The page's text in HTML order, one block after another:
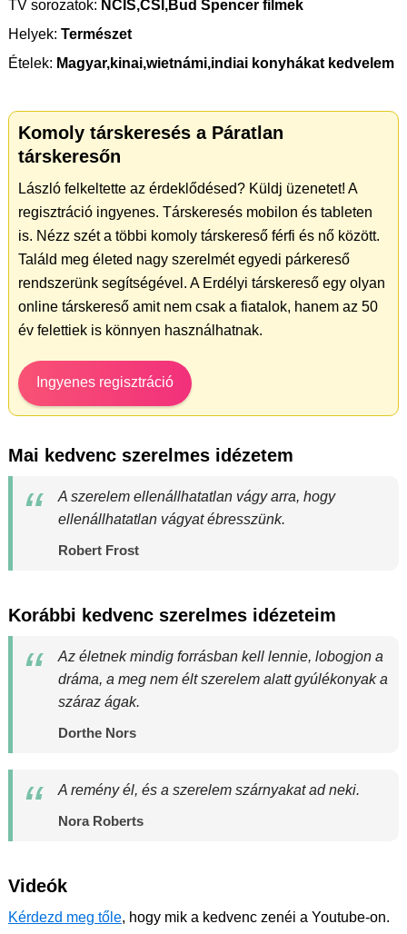
TV sorozatok: NCIS,CSI,Bud Spencer filmek
Helyek: Természet
Ételek: Magyar,kinai,wietnámi,indiai konyhákat kedvelem
Komoly társkeresés a Páratlan
társkeresőn
László felkeltette az érdeklődésed? Küldj üzenetet! A
regisztráció ingyenes. Társkeresés mobilon és tableten
is. Nézz szét a többi komoly társkereső férfi és nő között.
Találd meg életed nagy szerelmét egyedi párkereső
rendszerünk segítségével. A Erdélyi társkereső egy olyan
online társkereső amit nem csak a fiatalok, hanem az 50
év felettiek is könnyen használhatnak.
Ingyenes regisztráció
Mai kedvenc szerelmes idézetem
A szerelem ellenállhatatlan vágy arra, hogy
ellenállhatatlan vágyat ébresszünk.
Robert Frost
Korábbi kedvenc szerelmes idézeteim
Az életnek mindig forrásban kell lennie, lobogjon a
dráma, a meg nem élt szerelem alatt gyúlékonyak a
száraz ágak.
Dorthe Nors
A remény él, és a szerelem szárnyakat ad neki.
Nora Roberts
Videók
Kérdezd meg tőle, hogy mik a kedvenc zenéi a Youtube-on.